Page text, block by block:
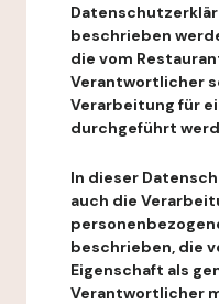
beschrieben
die vom
Verantwortlicher
Verarbeitung für
durchgeführt
In dieser
auch die
beschrieben, die
Eigenschaft als
Verantwortlicher